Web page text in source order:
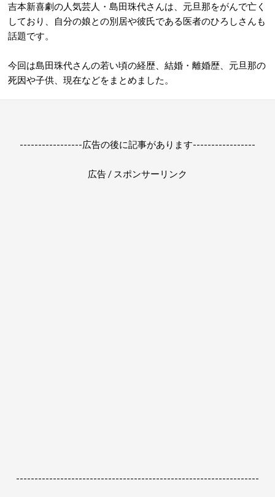
吉本新喜劇の人気芸人・島田珠代さんは、元旦那をがんで亡く
しており、自分の娘との別居や彼氏である医者のひろしさんも
話題です。
今回は島田珠代さんの若い頃の経歴、結婚・離婚歴、元旦那の
死因や子供、現在などをまとめました。
-----------------広告の後に記事があります-----------------
広告 / スポンサーリンク
------------------------------------------------------------------